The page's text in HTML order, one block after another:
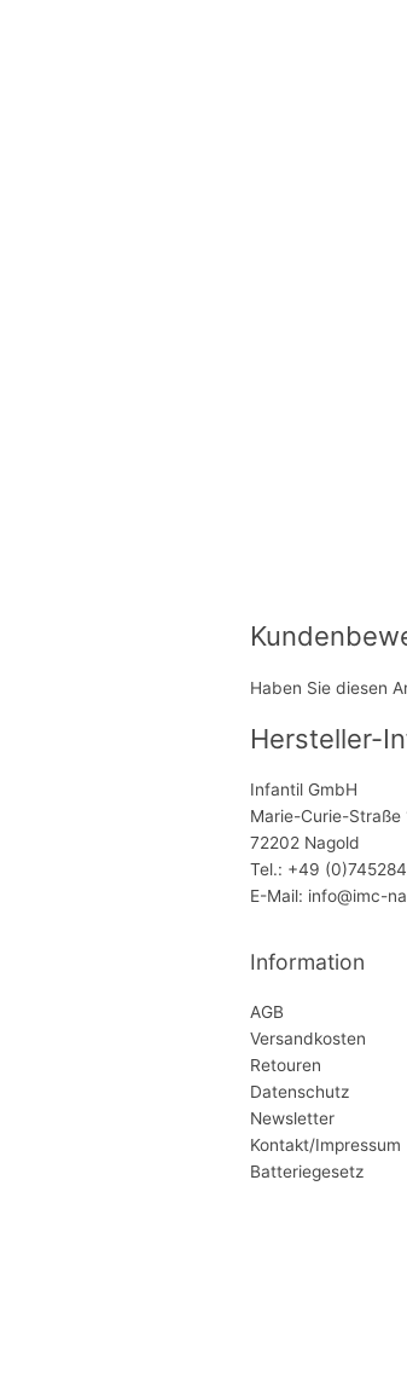
Haben Sie diesen
Hersteller-
Infantil GmbH
Marie-Curie-Straße
72202 Nagold
Tel.: +49
E-Mail: info@imc-
Information
AGB
Versandkosten
Retouren
Datenschutz
Newsletter
Kontakt/Impressum
Batteriegesetz